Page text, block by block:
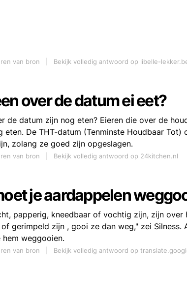
van bron Bekijk volledig antwoord op libelle-
over de datum ei eet?
de datum zijn nog eten? Eieren die over de
eten. De THT-datum (Tenminste Houdbaar
zolang ze goed zijn opgeslagen.
van bron Bekijk volledig antwoord op 24kitchen.nl
je aardappelen
papperig, kneedbaar of vochtig zijn, zijn over
gerimpeld zijn , gooi ze dan weg," zei Silness.
weggooien.
van bron Bekijk volledig antwoord op